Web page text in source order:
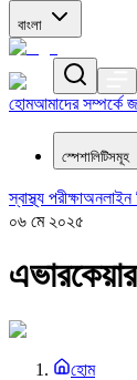
বাংলা
হোমআমাদের সম্পর্কে
স্পেশালিটিসমূহ
স্বাস্থ্য পরীক্ষাঅনলাইন
০৬ মে ২০২৫
হোম